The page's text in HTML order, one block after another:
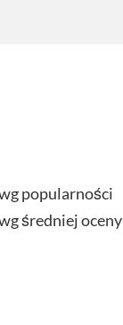
popularności
średniej oceny